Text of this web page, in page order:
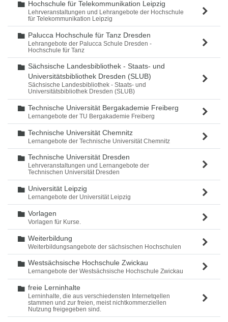
Ordner
Hochschule für Telekommunikation Leipzig
Lehrveranstaltungen und Lehrangebote der Hochschule
für Telekommunikation Leipzig
Ordner
Palucca Hochschule für Tanz Dresden
Lehrangebote der Palucca Schule Dresden -
Hochschule für Tanz
Ordner
Sächsische Landesbibliothek - Staats- und
Universitätsbibliothek Dresden (SLUB)
Sächsische Landesbibliothek - Staats- und
Universitätsbibliothek Dresden (SLUB)
Ordner
Technische Universität Bergakademie Freiberg
Lernangebote der TU Bergakademie Freiberg
Ordner
Technische Universität Chemnitz
Lernangebote der Technische Universität Chemnitz
Ordner
Technische Universität Dresden
Lehrveranstaltungen und Lernangebote der
Technischen Universität Dresden
Ordner
Universität Leipzig
Lernangebote der Universität Leipzig
Ordner
Vorlagen
Vorlagen für Kurse.
Ordner
Weiterbildung
Weiterbildungsangebote der sächsischen Hochschulen
Ordner
Westsächsische Hochschule Zwickau
Lernangebote der Westsächsische Hochschule Zwickau
Ordner
freie Lerninhalte
Lerninhalte, die aus verschiedensten Internetqellen
stammen und zur freien, meist nichtkommerziellen
Nutzung freigegeben sind.